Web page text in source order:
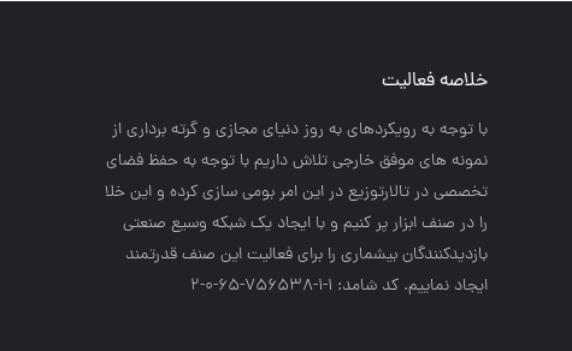
خلاصه فعالیت
با توجه به رويكردهاي به روز دنياي مجازي و گرته برداري از
نمونه هاي موفق خارجي تلاش داريم با توجه به حفظ فضاي
تخصصي در تالارتوزيع در اين امر بومي سازي كرده و اين خلا
را در صنف ابزار پر كنيم و با ايجاد يك شبكه وسيع صنعتي
بازديدكنندگان بيشماري را براي فعاليت اين صنف قدرتمند
ايجاد نماييم. کد شامد: 1-1-756538-65-0-2